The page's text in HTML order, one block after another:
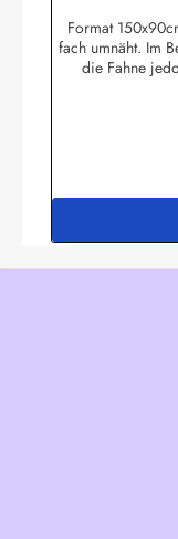
Format
fach umnäht. Im
die Fahne